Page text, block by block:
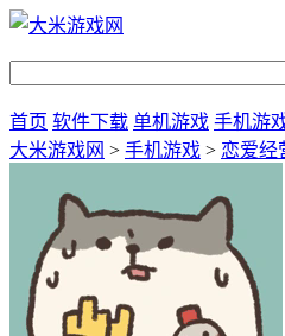
首页 软件下载 单机游戏 手机游
大米游戏网 > 手机游戏 > 恋爱经